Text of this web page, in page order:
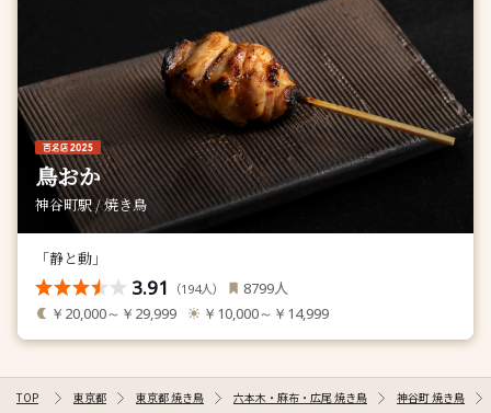
鳥おか
神谷町駅 / 焼き鳥
「静と動」
3.91 （194人） 8799人
￥20,000～￥29,999 ￥10,000～￥14,999
TOP 東京都 東京都 焼き鳥 六本木・麻布・広尾 焼き鳥 神谷町 焼き鳥